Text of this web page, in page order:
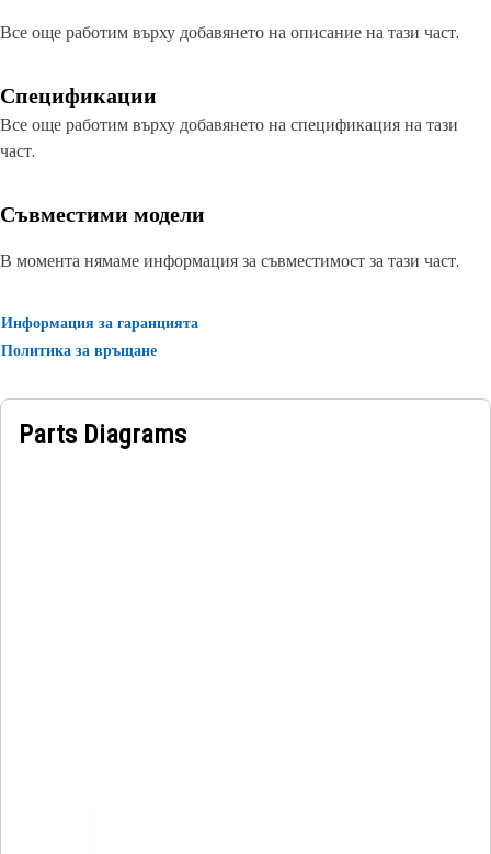
Все още работим върху добавянето на описание на тази част.
Спецификации
Все още работим върху добавянето на спецификация на тази
част.
Съвместими модели
В момента нямаме информация за съвместимост за тази част.
Информация за гаранцията
Политика за връщане
Parts Diagrams